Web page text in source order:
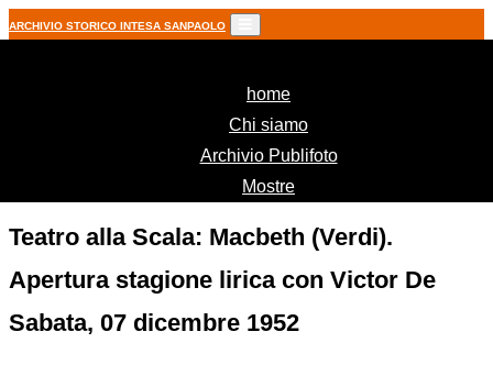
ARCHIVIO STORICO INTESA SANPAOLO
home(current)
Chi siamo
Archivio Publifoto
Mostre
Teatro alla Scala: Macbeth (Verdi).
Apertura stagione lirica con Victor De
Sabata, 07 dicembre 1952